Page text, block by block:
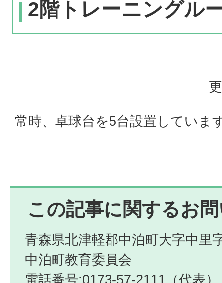
2階トレーニングル
常時、卓球台を5台設置していま
この記事に関するお
青森県北津軽郡中泊町大字中里
中泊町教育委員会
電話番号:0173-57-2111（代表）